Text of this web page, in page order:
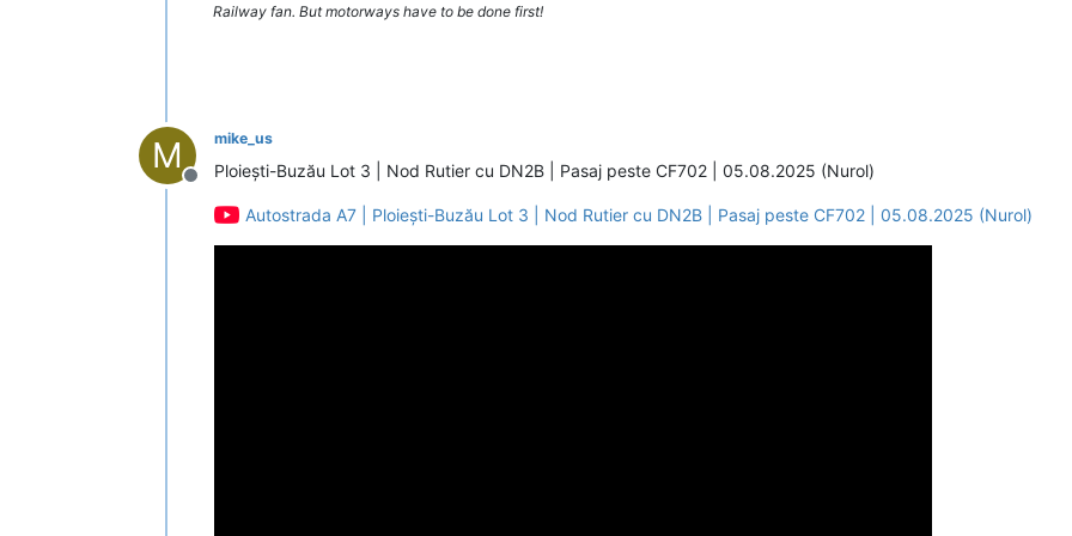
Railway fan. But motorways have to be done first!
M
Deconectat
mike_us
Ploiești-Buzău Lot 3 | Nod Rutier cu DN2B | Pasaj peste CF702 | 05.08.2025 (Nurol)
Autostrada A7 | Ploiești-Buzău Lot 3 | Nod Rutier cu DN2B | Pasaj peste CF702 | 05.08.2025 (Nurol)